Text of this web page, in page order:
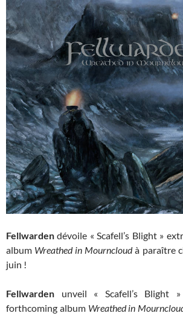
Fellwarden dévoile « Scafell’s Blight »
album Wreathed in Mourncloudà paraître
juin !
Fellwarden unveil « Scafell’s Blight
forthcoming album Wreathed in